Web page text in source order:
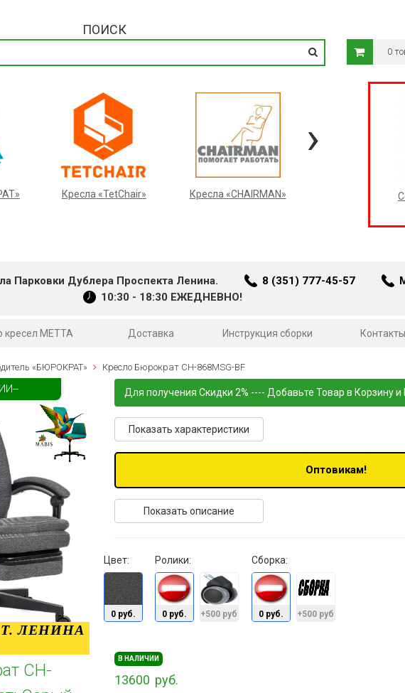
ПОИСК
0
Кресла «TetChair» Кресла «CHAIRMAN»
›
Парковки Дублера Проспекта Ленина. 8 (351) 777-45-57
10:30 - 18:30 ЕЖЕДНЕВНО!
кресел МЕТТА Доставка Инструкция сборки Контакты
«БЮРОКРАТ» Кресло Бюрократ CH-868MSG-BF
ЛЕНИНА
CH-
Для получения Скидки 2% ---- Добавьте Товар в Корзину
Показать характеристики
Оптовикам!
Показать описание
Цвет:
0 руб.
Ролики:
0 руб. +500 руб.
Сборка:
0 руб. +500 руб.
В НАЛИЧИИ
13600 руб.